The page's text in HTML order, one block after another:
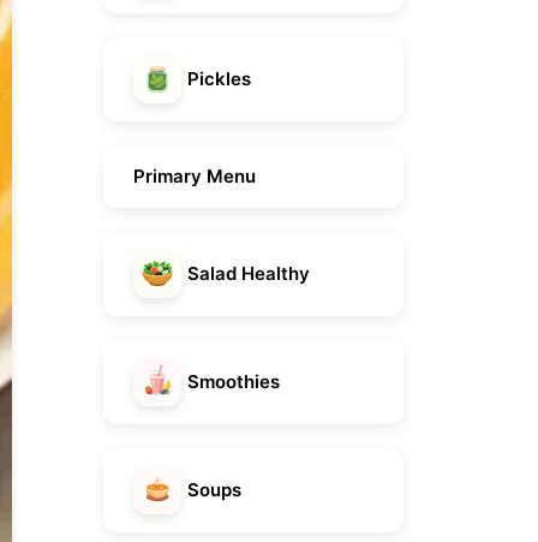
Pickles
Primary Menu
Salad Healthy
Smoothies
Soups